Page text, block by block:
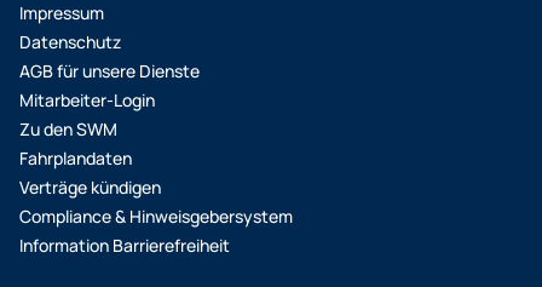
Impressum
Datenschutz
AGB für unsere Dienste
Mitarbeiter-Login
Zu den SWM
Fahrplandaten
Verträge kündigen
Compliance & Hinweisgebersystem
Information Barrierefreiheit